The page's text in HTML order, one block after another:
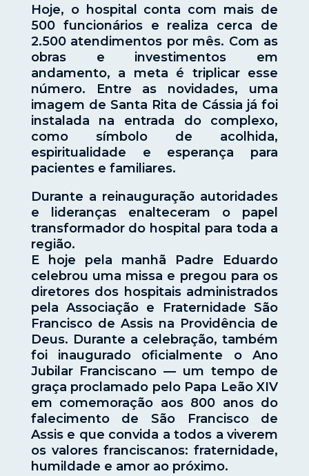
Hoje, o hospital conta com mais de
500 funcionários e realiza cerca de
2.500 atendimentos por mês. Com as
obras e investimentos em
andamento, a meta é triplicar esse
número. Entre as novidades, uma
imagem de Santa Rita de Cássia já foi
instalada na entrada do complexo,
como símbolo de acolhida,
espiritualidade e esperança para
pacientes e familiares.
Durante a reinauguração autoridades
e lideranças enalteceram o papel
transformador do hospital para toda a
região.
E hoje pela manhã Padre Eduardo
celebrou uma missa e pregou para os
diretores dos hospitais administrados
pela Associação e Fraternidade São
Francisco de Assis na Providência de
Deus. Durante a celebração, também
foi inaugurado oficialmente o Ano
Jubilar Franciscano — um tempo de
graça proclamado pelo Papa Leão XIV
em comemoração aos 800 anos do
falecimento de São Francisco de
Assis e que convida a todos a viverem
os valores franciscanos: fraternidade,
humildade e amor ao próximo.